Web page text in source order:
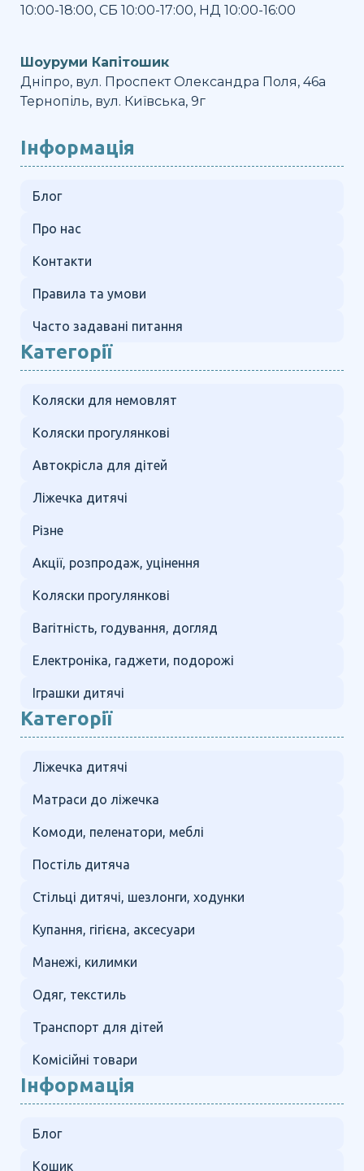
10:00-18:00, СБ 10:00-17:00, НД 10:00-16:00
Шоуруми Капітошик
Дніпро, вул. Проспект Олександра Поля, 46а
Тернопіль, вул. Київська, 9г
Інформація
Блог
Про нас
Контакти
Правила та умови
Часто задавані питання
Категорії
Коляски для немовлят
Коляски прогулянкові
Автокрісла для дітей
Ліжечка дитячі
Різне
Акції, розпродаж, уцінення
Коляски прогулянкові
Вагітність, годування, догляд
Електроніка, гаджети, подорожі
Іграшки дитячі
Категорії
Ліжечка дитячі
Матраси до ліжечка
Комоди, пеленатори, меблі
Постіль дитяча
Стільці дитячі, шезлонги, ходунки
Купання, гігієна, аксесуари
Манежі, килимки
Одяг, текстиль
Транспорт для дітей
Комісійні товари
Інформація
Блог
Кошик